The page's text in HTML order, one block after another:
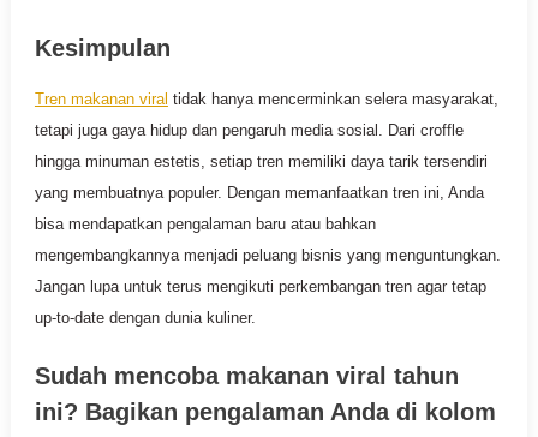
Kesimpulan
Tren makanan viral tidak hanya mencerminkan selera masyarakat,
tetapi juga gaya hidup dan pengaruh media sosial. Dari croffle
hingga minuman estetis, setiap tren memiliki daya tarik tersendiri
yang membuatnya populer. Dengan memanfaatkan tren ini, Anda
bisa mendapatkan pengalaman baru atau bahkan
mengembangkannya menjadi peluang bisnis yang menguntungkan.
Jangan lupa untuk terus mengikuti perkembangan tren agar tetap
up-to-date dengan dunia kuliner.
Sudah mencoba makanan viral tahun
ini? Bagikan pengalaman Anda di kolom